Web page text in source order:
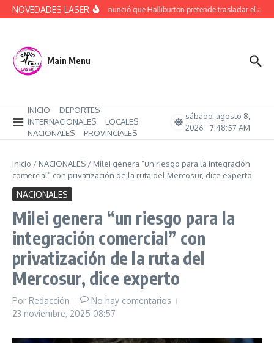
Saltar al contenido
NOVEDADES LASERRucci denunció que Halliburton pretende trasladar el
Main Menu
INICIO
DEPORTES
INTERNACIONALES
LOCALES
NACIONALES
PROVINCIALES
sábado, agosto 8,
2026
7:48:57 AM
Inicio / NACIONALES / Milei genera “un riesgo para la integración
comercial” con privatización de la ruta del Mercosur, dice experto
NACIONALES
Milei genera “un riesgo para la
integración comercial” con
privatización de la ruta del
Mercosur, dice experto
Por Redacción
No hay comentarios
23 noviembre, 2025 08:57